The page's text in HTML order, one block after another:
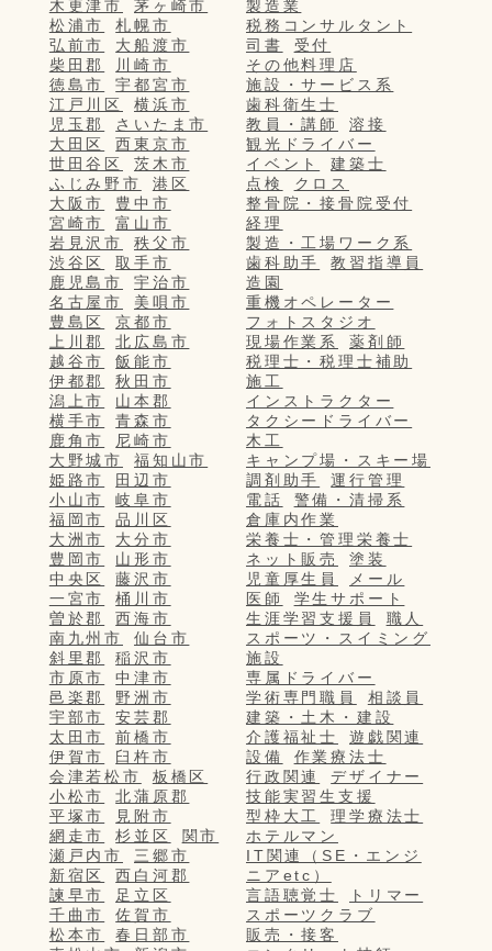
木更津市
茅ヶ崎市
松浦市
札幌市
弘前市
大船渡市
柴田郡
川崎市
徳島市
宇都宮市
江戸川区
横浜市
児玉郡
さいたま市
大田区
西東京市
世田谷区
茨木市
ふじみ野市
港区
大阪市
豊中市
宮崎市
富山市
岩見沢市
秩父市
渋谷区
取手市
鹿児島市
宇治市
名古屋市
美唄市
豊島区
京都市
上川郡
北広島市
越谷市
飯能市
伊都郡
秋田市
潟上市
山本郡
横手市
青森市
鹿角市
尼崎市
大野城市
福知山市
姫路市
田辺市
小山市
岐阜市
福岡市
品川区
大洲市
大分市
豊岡市
山形市
中央区
藤沢市
一宮市
桶川市
曽於郡
西海市
南九州市
仙台市
斜里郡
稲沢市
市原市
中津市
邑楽郡
野洲市
宇部市
安芸郡
太田市
前橋市
伊賀市
臼杵市
会津若松市
板橋区
小松市
北蒲原郡
平塚市
見附市
網走市
杉並区
関市
瀬戸内市
三郷市
新宿区
西白河郡
諫早市
足立区
千曲市
佐賀市
松本市
春日部市
製造業
税務コンサルタント
司書
受付
その他料理店
施設・サービス系
歯科衛生士
教員・講師
溶接
観光ドライバー
イベント
建築士
点検
クロス
整骨院・接骨院受付
経理
製造・工場ワーク系
歯科助手
教習指導員
造園
重機オペレーター
フォトスタジオ
現場作業系
薬剤師
税理士・税理士補助
施工
インストラクター
タクシードライバー
木工
キャンプ場・スキー場
調剤助手
運行管理
電話
警備・清掃系
倉庫内作業
栄養士・管理栄養士
ネット販売
塗装
児童厚生員
メール
医師
学生サポート
生涯学習支援員
職人
スポーツ・スイミング
施設
専属ドライバー
学術専門職員
相談員
建築・土木・建設
介護福祉士
遊戯関連
設備
作業療法士
行政関連
デザイナー
技能実習生支援
型枠大工
理学療法士
ホテルマン
IT関連（SE・エンジ
ニアetc）
言語聴覚士
トリマー
スポーツクラブ
販売・接客